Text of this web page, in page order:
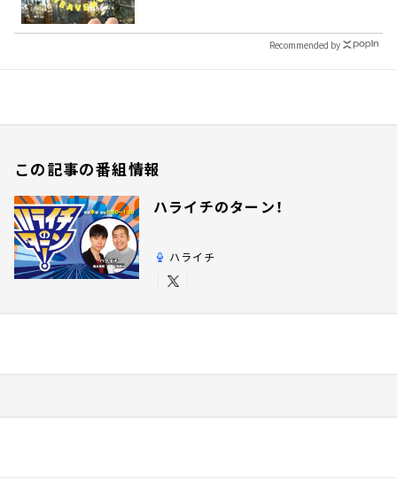
Recommended by
この記事の番組情報
ハライチのターン！
ハライチ